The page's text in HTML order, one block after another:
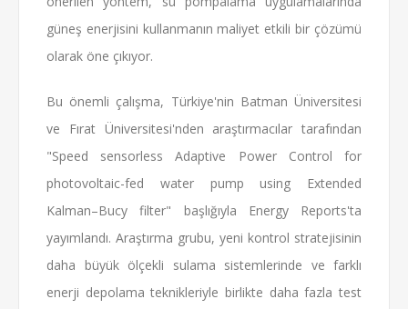
güneş enerjisini kullanmanın maliyet etkili bir çözümü
olarak öne çıkıyor.
Bu önemli çalışma, Türkiye'nin Batman Üniversitesi
ve Fırat Üniversitesi'nden araştırmacılar tarafından
"Speed sensorless Adaptive Power Control for
photovoltaic-fed water pump using Extended
Kalman–Bucy filter" başlığıyla Energy Reports'ta
yayımlandı. Araştırma grubu, yeni kontrol stratejisinin
daha büyük ölçekli sulama sistemlerinde ve farklı
enerji depolama teknikleriyle birlikte daha fazla test